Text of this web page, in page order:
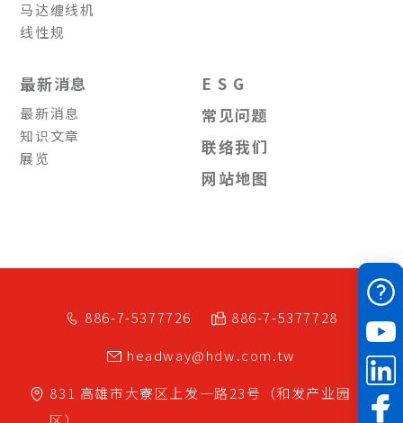
马达缠线机
线性规
最新消息
最新消息
知识文章
展览
E S G
常见问题
联络我们
网站地图
886-7-5377726
886-7-5377728
headway@hdw.com.tw
831 高雄市大寮区 上发一路23号（和发产业园